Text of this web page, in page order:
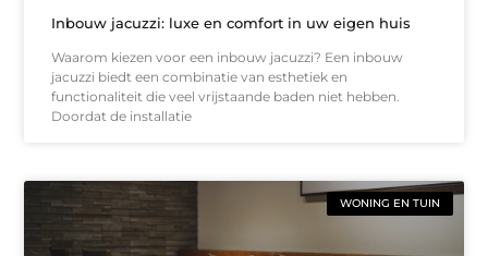
Inbouw jacuzzi: luxe en comfort in uw eigen huis
Waarom kiezen voor een inbouw jacuzzi? Een inbouw
jacuzzi biedt een combinatie van esthetiek en
functionaliteit die veel vrijstaande baden niet hebben.
Doordat de installatie
WONING EN TUIN